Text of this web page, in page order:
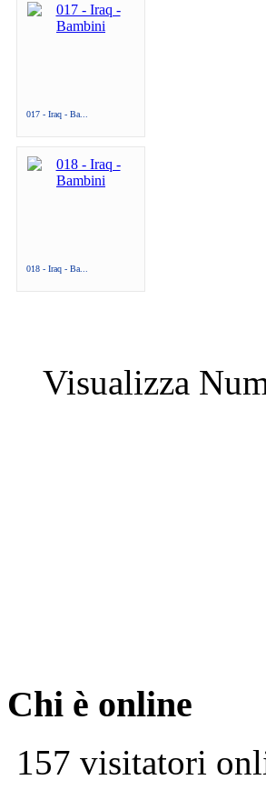
017 - Iraq - Ba...
018 - Iraq - Ba...
Visualizza
Chi è online
157 visitatori